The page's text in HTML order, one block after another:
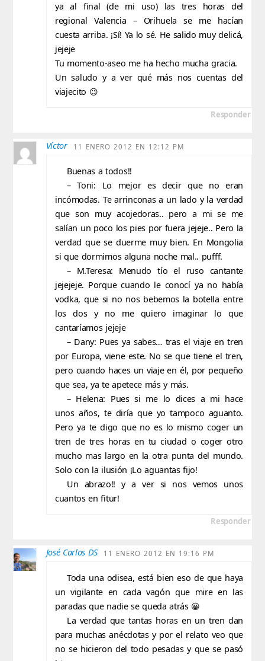
ya al final (de mi uso) las tres horas del
regional Valencia – Orihuela se me hacían
cuesta arriba. ¡Sí! Ya lo sé. He salido muy delicá,
jejeje
Tu momento-aseo me ha hecho mucha gracia.
Un saludo y a ver qué más nos cuentas del
viajecito 😉
Responder
Víctor 11 ENERO 2012 EN 12:12 PM
Buenas a todos!!
– Toni: Lo mejor es decir que no eran
incómodas. Te arrinconas a un lado y la verdad
que son muy acojedoras.. pero a mi se me
salían un poco los pies por fuera jejeje.. Pero la
verdad que se duerme muy bien. En Mongolia
si que dormimos alguna noche mal.. pufff.
– M.Teresa: Menudo tío el ruso cantante
jejejeje. Porque cuando le conocí ya no había
vodka, que si no nos bebemos la botella entre
los dos y no me quiero imaginar lo que
cantaríamos jejeje
– Dany: Pues ya sabes… tras el viaje en tren
por Europa, viene este. No se que tiene el tren,
pero cuando haces un viaje en él, por pequeño
que sea, ya te apetece más y más.
– Helena: Pues si me lo dices a mi hace
unos años, te diría que yo tampoco aguanto.
Pero ya te digo que no es lo mismo coger un
tren de tres horas en tu ciudad o coger otro
mucho mas largo en la otra punta del mundo.
Solo con la ilusión ¡Lo aguantas fijo!
Un abrazo!! y a ver si nos vemos unos
cuantos en fitur!
Responder
José Carlos DS 11 ENERO 2012 EN 19:16 PM
Toda una odisea, está bien eso de que haya
un vigilante en cada vagón que mire en las
paradas que nadie se queda atrás 😀
La verdad que tantas horas en un tren dan
para muchas anécdotas y por el relato veo que
no se hicieron del todo pesadas y que se pasó